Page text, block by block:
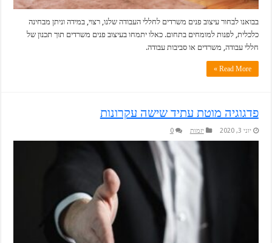
בבואנו לבחור עיצוב פנים משרדים לחללי העבודה שלנו, רצוי, במידה וניתן מבחינה
כלכלית, לפנות למומחים בתחום. כאלו יתמחו בעיצוב פנים משרדים תוך תכנון של
חללי עבודה, משרדים או סביבות עבודה.
Read More »
פדגוגיה מוטת עתיד שישה עקרונות
יוני 3, 2020 יזמות 0